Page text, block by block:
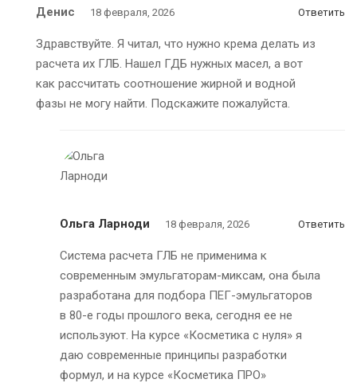
Денис 18 февраля, 2026 Ответить
Здравствуйте. Я читал, что нужно крема делать из
расчета их ГЛБ. Нашел ГДБ нужных масел, а вот
как рассчитать соотношение жирной и водной
фазы не могу найти. Подскажите пожалуйста.
Ольга Ларноди 18 февраля, 2026 Ответить
Система расчета ГЛБ не применима к
современным эмульгаторам-миксам, она была
разработана для подбора ПЕГ-эмульгаторов
в 80-е годы прошлого века, сегодня ее не
используют. На курсе «Косметика с нуля» я
даю современные принципы разработки
формул, и на курсе «Косметика ПРО»